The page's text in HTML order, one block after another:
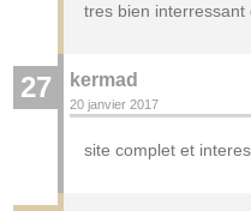
tres bien interressant
27 kermad
20 janvier 2017
site complet et